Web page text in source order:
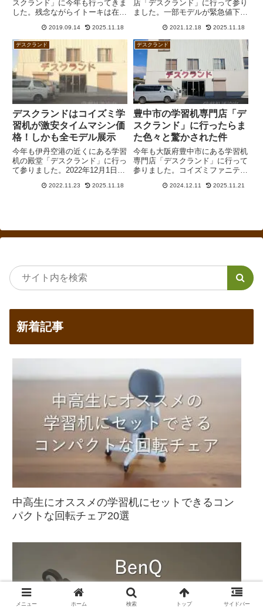
スクランド」に今年も行ってきま
した。残念ながらイトーキは在庫
ァニテックがメインとなります
が、キャスターの仕様などが変わ
ったことを教えられて驚きまし
2019.09.14 2025.11.18
店「デスクランド」に行って参り
ました。一部モデルが緊急値下げ
さかの大量仕入れで激安価格を実
現していることが分かりました。
ほか、CDファーストをきょうだ
いで2台並べる場合のレイアウト
についても勉強させていただきま
した。
2021.12.18 2025.11.18
デスクランド
デスクランドはコイズミ学
習机が激安タイムマシン価
格！しかも全モデル展示
今年も伊丹空港の近くにある学習
机の殿堂「デスクランド」に行っ
て参りました。2022年12月1日か
は再値上げとなりますが、デスク
2022.11.23 2025.11.18
デスクランド
豊中市の学習机専門店「デ
スクランド」に行ったらま
た色々と驚かされた件
今年も大阪府豊中市にある学習机
専門店「デスクランド」に行って
参りました。コイズミファニテッ
は昇降ワゴン継続、「ファリス」
2024.12.11 2025.11.21
新着記事
中高生にオススメの学習机にセットできるコン
パクトな回転チェア20選
メニュー ホーム 検索 トップ サイドバー